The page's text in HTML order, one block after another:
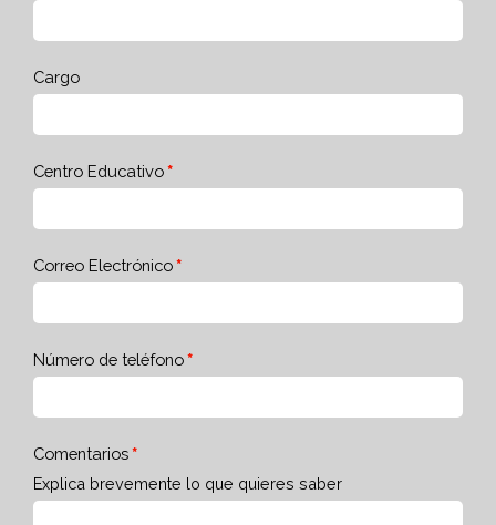
Cargo
Centro Educativo
Correo Electrónico
Número de teléfono
Comentarios
Explica brevemente lo que quieres saber